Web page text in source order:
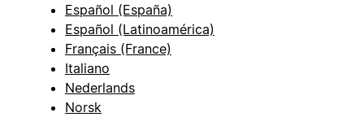
Español (España)
Español (Latinoamérica)
Français (France)
Italiano
Nederlands
Norsk